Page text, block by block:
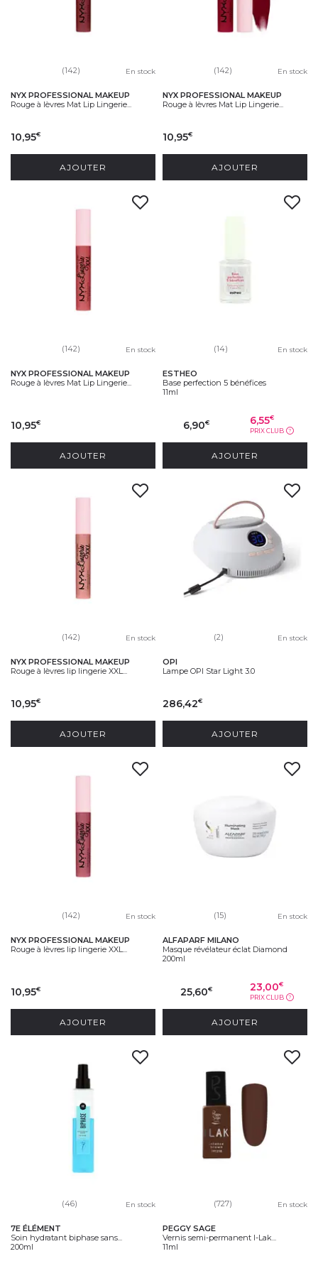
(142) En stock
NYX PROFESSIONAL MAKEUP
Rouge à lèvres Mat Lip Lingerie...
10,95€
AJOUTER
(142) En stock
NYX PROFESSIONAL MAKEUP
Rouge à lèvres Mat Lip Lingerie...
10,95€
AJOUTER
(142) En stock
NYX PROFESSIONAL MAKEUP
Rouge à lèvres Mat Lip Lingerie...
10,95€
AJOUTER
(14) En stock
ESTHEO
Base perfection 5 bénéfices
11ml
6,90€ 6,55€
PRIX CLUB ?
AJOUTER
(142) En stock
NYX PROFESSIONAL MAKEUP
Rouge à lèvres lip lingerie XXL...
10,95€
AJOUTER
(2) En stock
OPI
Lampe OPI Star Light 3.0
286,42€
AJOUTER
(142) En stock
NYX PROFESSIONAL MAKEUP
Rouge à lèvres lip lingerie XXL...
10,95€
AJOUTER
(15) En stock
ALFAPARF MILANO
Masque révélateur éclat Diamond
200ml
25,60€ 23,00€
PRIX CLUB ?
AJOUTER
(46) En stock
7E ÉLÉMENT
Soin hydratant biphase sans...
200ml
(727) En stock
PEGGY SAGE
Vernis semi-permanent I-Lak...
11ml